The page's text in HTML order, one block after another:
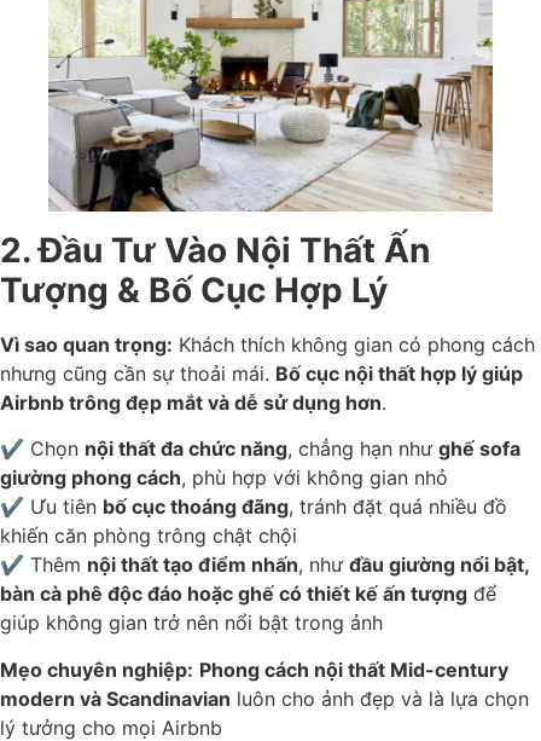
2. Đầu Tư Vào Nội Thất Ấn
Tượng & Bố Cục Hợp Lý
Vì sao quan trọng: Khách thích không gian có phong cách
nhưng cũng cần sự thoải mái. Bố cục nội thất hợp lý giúp
Airbnb trông đẹp mắt và dễ sử dụng hơn.
✔ Chọn nội thất đa chức năng, chẳng hạn như ghế sofa
giường phong cách, phù hợp với không gian nhỏ
✔ Ưu tiên bố cục thoáng đãng, tránh đặt quá nhiều đồ
khiến căn phòng trông chật chội
✔ Thêm nội thất tạo điểm nhấn, như đầu giường nổi bật,
bàn cà phê độc đáo hoặc ghế có thiết kế ấn tượng để
giúp không gian trở nên nổi bật trong ảnh
Mẹo chuyên nghiệp: Phong cách nội thất Mid-century
modern và Scandinavian luôn cho ảnh đẹp và là lựa chọn
lý tưởng cho mọi Airbnb